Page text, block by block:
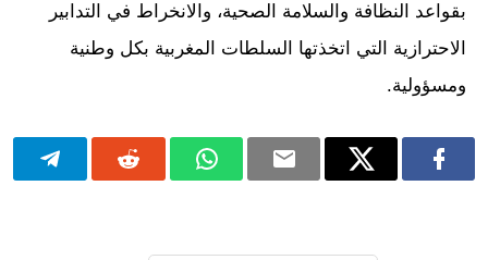
بقواعد النظافة والسلامة الصحية، والانخراط في التدابير
الاحترازية التي اتخذتها السلطات المغربية بكل وطنية
ومسؤولية.